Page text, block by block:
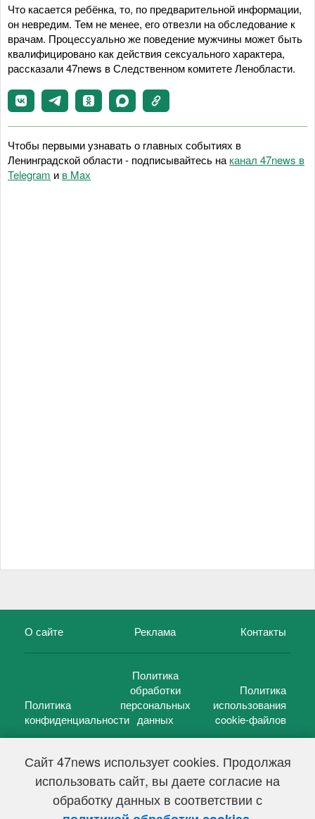
Сайт 47news использует cookies. Продолжая
использовать сайт, вы даете согласие на
обработку данных в соответствии с
Что касается ребёнка, то, по предварительной информации,
он невредим. Тем не менее, его отвезли на обследование к
врачам. Процессуально же поведение мужчины может быть
квалифицировано как действия сексуального характера,
рассказали 47news в Следственном комитете Ленобласти.
Чтобы первыми узнавать о главных событиях в
Ленинградской области - подписывайтесь на канал 47news в
Telegram и в Maх
О сайте Реклама Контакты
Политика
конфиденциальности
Политика
обработки
персональных
данных
Политика
использования
cookie-файлов
47 новостей (47 news)2005 — 2026 г.
Свидетельство о регистрации СМИ Эл № ФС 77-39848, выдано
Федеральной службой по надзору в сфере связи,